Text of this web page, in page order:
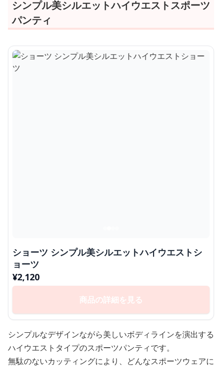
シンプル美シルエットハイウエストスポーツ
パンティ
ショーツ シンプル美シルエットハイウエストシ
ョーツ
¥2,120
商品の詳細を見る
シンプルなデザインながら美しいボディラインを演出する
ハイウエストタイプのスポーツパンティです。
無駄のないカッティングにより、どんなスポーツウェアに